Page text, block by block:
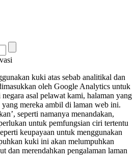
kuki atas sebab analitikal dan
oleh Google Analytics untuk
asal pelawat kami, halaman yang
mereka ambil di laman web ini.
seperti namanya menandakan,
untuk pemfungsian ciri tertentu
keupayaan untuk menggunakan
kuki ini akan melumpuhkan
dan merendahkan pengalaman laman